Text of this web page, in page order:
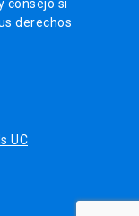
consejo si
derechos
UC